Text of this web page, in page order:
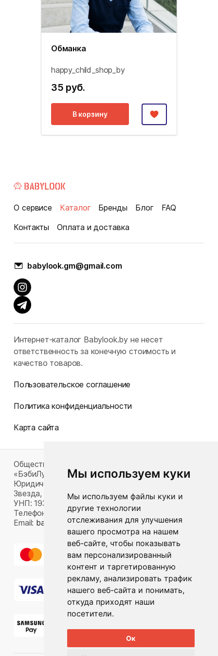
Мы используем куки
Мы используем файлы куки и
другие технологии
отслеживания для улучшения
вашего просмотра на нашем
веб-сайте, чтобы показывать
вам персонализированный
контент и таргетированную
рекламу, анализировать трафик
нашего веб-сайта и понимать,
откуда приходят наши
посетители.
Ок
Обманка
happy_child_shop_by
35 руб.
В корзину
О сервисе Каталог Бренды Блог
FAQ
Контакты
Оплата и доставка
babylook.gm@gmail.com
Интернет-каталог Babylook.by не несет
ответственность за конечную стоимость и
качество товаров.
Пользовательское соглашение
Политика конфиденциальности
Карта сайта
Общество с ограниченной ответственностью
«БэбиЛук»
Юридический адрес: 220117, г. Минск, пр-т Газеты
Звезда, д. 16, пом. 52
УНП: 193815124
Телефон:
+375 33 392 66 63
Email: babylook.gm@gmail.com .